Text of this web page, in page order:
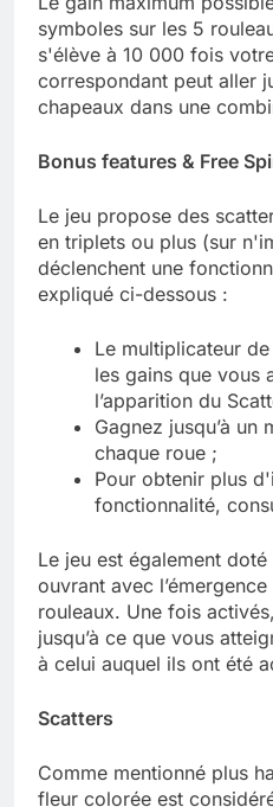
symboles sur les 5
s'élève à 10 000 fois
correspondant peut aller
chapeaux dans une
Bonus features & Free
Le jeu propose des
en triplets ou plus (sur
déclenchent une
expliqué ci-dessous :
Le multiplicateur
les gains que vous
l’apparition du
Gagnez jusqu’à un
chaque roue ;
Pour obtenir plus
fonctionnalité,
Le jeu est également
ouvrant avec
rouleaux. Une fois
jusqu’à ce que vous
à celui auquel ils ont été
Scatters
Comme mentionné plus
fleur colorée est